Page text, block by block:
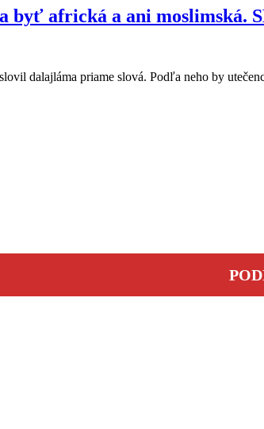
byť africká a ani moslimská.
dalajláma priame slová. Podľa neho by